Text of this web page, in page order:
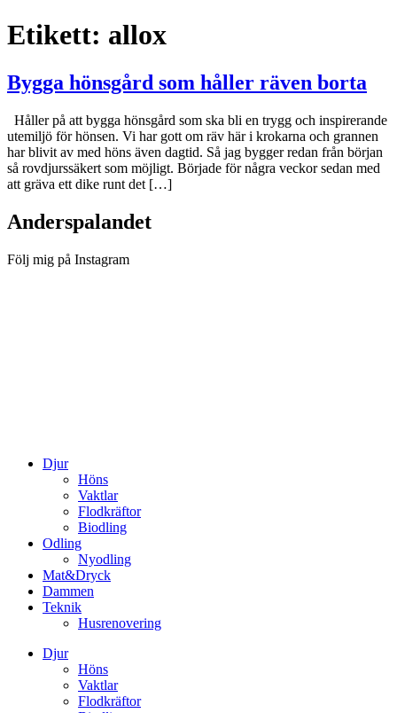
Etikett: allox
Bygga hönsgård som håller räven borta
Håller på att bygga hönsgård som ska bli en trygg och inspirerande
utemiljö för hönsen. Vi har gott om räv här i krokarna och grannen
har blivit av med höns även dagtid. Så jag bygger redan från början
så rovdjurssäkert som möjligt. Började för några veckor sedan med
att gräva ett dike runt det […]
Anderspalandet
Följ mig på Instagram
Djur
Höns
Vaktlar
Flodkräftor
Biodling
Odling
Nyodling
Mat&Dryck
Dammen
Teknik
Husrenovering
Djur
Höns
Vaktlar
Flodkräftor